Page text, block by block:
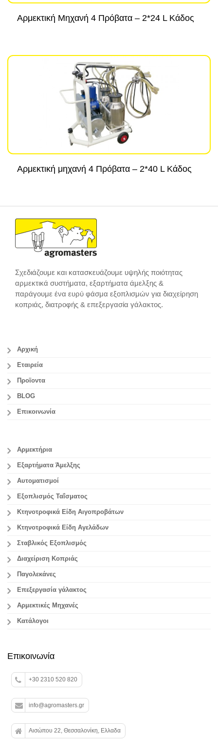
Αρμεκτική Μηχανή 4 Πρόβατα – 2*24 L Κάδος
Αρμεκτική μηχανή 4 Πρόβατα – 2*40 L Κάδος
Σχεδιάζουμε και κατασκευάζουμε υψηλής ποιότητας
αρμεκτικά συστήματα, εξαρτήματα άμελξης &
παράγουμε ένα ευρύ φάσμα εξοπλισμών για διαχείρηση
κοπριάς, διατροφής & επεξεργασία γάλακτος.
Αρχική
Εταιρεία
Προϊοντα
BLOG
Επικοινωνία
Αρμεκτήρια
Εξαρτήματα Άμελξης
Αυτοματισμοί
Εξοπλισμός Ταΐσματος
Κτηνοτροφικά Είδη Αιγοπροβάτων
Κτηνοτροφικά Είδη Αγελάδων
Σταβλικός Εξοπλισμός
Διαχείριση Κοπριάς
Παγολεκάνες
Επεξεργασία γάλακτος
Aρμεκτικές Μηχανές
Κατάλογοι
Επικοινωνία
+30 2310 520 820
info@agromasters.gr
Αισώπου 22, Θεσσαλονίκη, Ελλαδα